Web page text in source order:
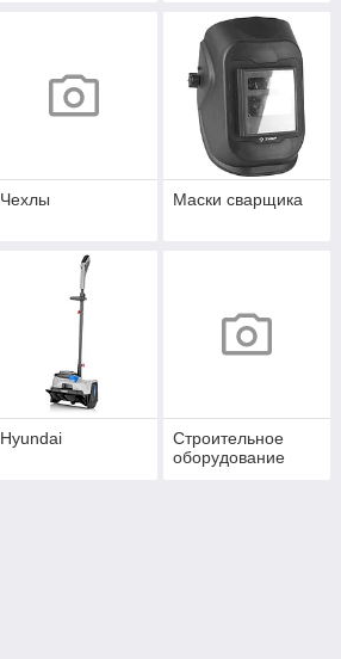
Чехлы Маски сварщика
Hyundai
Строительное
оборудование